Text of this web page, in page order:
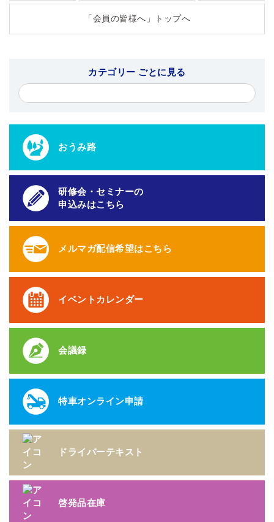
「会員の皆様へ」トップへ
カテゴリー ごとに見る
おうみ路
研修会・セミナーの
申込みはこちら
メルマガ配信希望はこちら
イベントカレンダー
会議録
特車オンライン申請
ドライバーテキスト
啓発品在庫